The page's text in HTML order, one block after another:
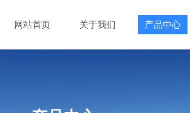
网站首页 关于我们 产品中心